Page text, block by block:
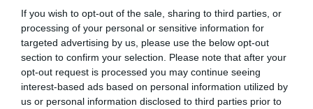
If you wish to opt-out of the sale, sharing to third parties, or
processing of your personal or sensitive information for
targeted advertising by us, please use the below opt-out
section to confirm your selection. Please note that after your
opt-out request is processed you may continue seeing
interest-based ads based on personal information utilized by
us or personal information disclosed to third parties prior to
5 Δεκεμβρίου, 2021
Τραγωδία στη Θεσσαλονίκη: Νεκρός ψαράς
ύστερα από πτώση στη θάλασσα